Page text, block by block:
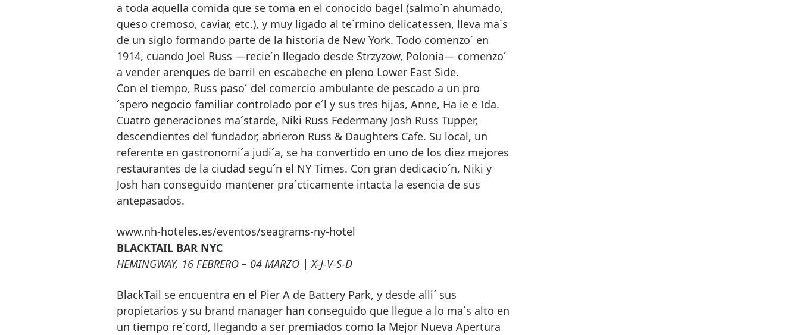
a toda aquella comida que se toma en el conocido bagel (salmo´n ahumado,
queso cremoso, caviar, etc.), y muy ligado al te´rmino delicatessen, lleva ma´s
de un siglo formando parte de la historia de New York. Todo comenzo´ en
1914, cuando Joel Russ —recie´n llegado desde Strzyzow, Polonia— comenzo´
a vender arenques de barril en escabeche en pleno Lower East Side.
Con el tiempo, Russ paso´ del comercio ambulante de pescado a un pro
´spero negocio familiar controlado por e´l y sus tres hijas, Anne, Ha ie e Ida.
Cuatro generaciones ma´starde, Niki Russ Federmany Josh Russ Tupper,
descendientes del fundador, abrieron Russ & Daughters Cafe. Su local, un
referente en gastronomi´a judi´a, se ha convertido en uno de los diez mejores
restaurantes de la ciudad segu´n el NY Times. Con gran dedicacio´n, Niki y
Josh han conseguido mantener pra´cticamente intacta la esencia de sus
antepasados.
www.nh-hoteles.es/eventos/seagrams-ny-hotel
BLACKTAIL BAR NYC
HEMINGWAY, 16 FEBRERO – 04 MARZO | X-J-V-S-D
BlackTail se encuentra en el Pier A de Battery Park, y desde alli´ sus
propietarios y su brand manager han conseguido que llegue a lo ma´s alto en
un tiempo re´cord, llegando a ser premiados como la Mejor Nueva Apertura